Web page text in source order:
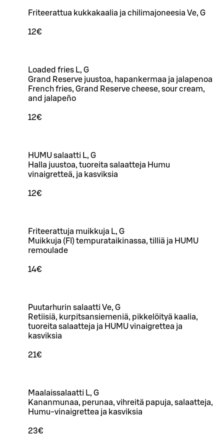
Friteerattua kukkakaalia ja chilimajoneesia Ve, G
12€
Loaded fries L, G
Grand Reserve juustoa, hapankermaa ja jalapenoa
French fries, Grand Reserve cheese, sour cream,
and jalapeño
12€
HUMU salaatti L, G
Halla juustoa, tuoreita salaatteja Humu
vinaigretteä, ja kasviksia
12€
Friteerattuja muikkuja L, G
Muikkuja (FI) tempurataikinassa, tilliä ja HUMU
remoulade
14€
Puutarhurin salaatti Ve, G
Retiisiä, kurpitsansiemeniä, pikkelöityä kaalia,
tuoreita salaatteja ja HUMU vinaigrettea ja
kasviksia
21€
Maalaissalaatti L, G
Kananmunaa, perunaa, vihreitä papuja, salaatteja,
Humu-vinaigrettea ja kasviksia
23€